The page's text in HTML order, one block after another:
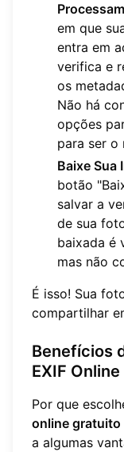
em que
entra em
verifica e
os
Não há
opções
para ser o
Baixe Sua
botão
salvar a
de sua
baixada é
mas não
É isso! Sua
compartilhar
Benefícios
EXIF
Por que
online gratuito
a algumas